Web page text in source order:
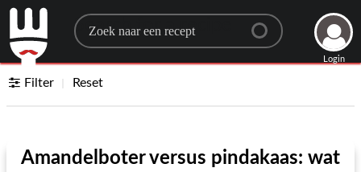
Search for a recipe
Login
Filter Reset
Amandelboter versus pindakaas: wat